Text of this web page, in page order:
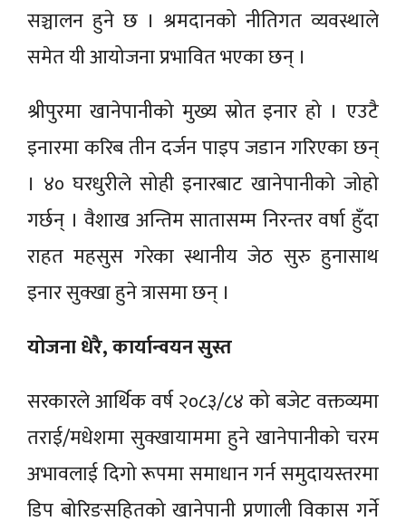
सञ्चालन हुने छ । श्रमदानको नीतिगत व्यवस्थाले
समेत यी आयोजना प्रभावित भएका छन् ।
श्रीपुरमा खानेपानीको मुख्य स्रोत इनार हो । एउटै
इनारमा करिब तीन दर्जन पाइप जडान गरिएका छन्
। ४० घरधुरीले सोही इनारबाट खानेपानीको जोहो
गर्छन् । वैशाख अन्तिम सातासम्म निरन्तर वर्षा हुँदा
राहत महसुस गरेका स्थानीय जेठ सुरु हुनासाथ
इनार सुक्खा हुने त्रासमा छन् ।
योजना धेरै, कार्यान्वयन सुस्त
सरकारले आर्थिक वर्ष २०८३/८४ को बजेट वक्तव्यमा
तराई/मधेशमा सुक्खायाममा हुने खानेपानीको चरम
अभावलाई दिगो रूपमा समाधान गर्न समुदायस्तरमा
डिप बोरिङसहितको खानेपानी प्रणाली विकास गर्ने